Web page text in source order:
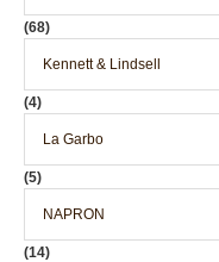
(68)
Kennett & Lindsell
(4)
La Garbo
(5)
NAPRON
(14)